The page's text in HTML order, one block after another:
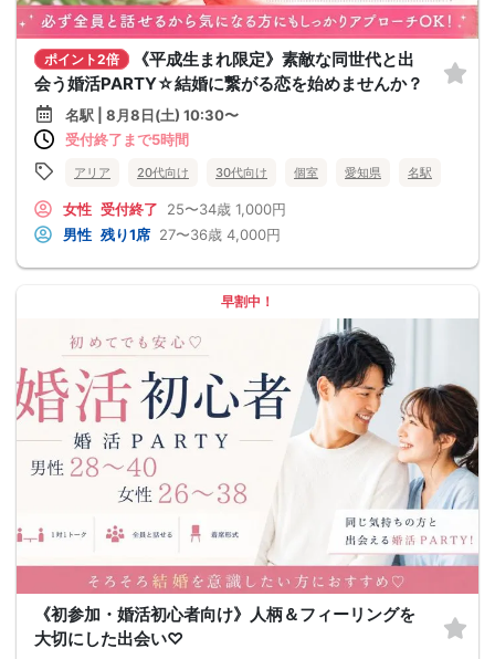
ポイント2倍
《平成生まれ限定》素敵な同世代と出
会う婚活PARTY☆結婚に繋がる恋を始めませんか？
名駅 | 8月8日(土) 10:30〜
受付終了まで5時間
アリア 20代向け 30代向け 個室 愛知県 名駅
女性 受付終了 25〜34歳 1,000円
男性 残り1席 27〜36歳 4,000円
早割中！
《初参加・婚活初心者向け》人柄＆フィーリングを
大切にした出会い♡